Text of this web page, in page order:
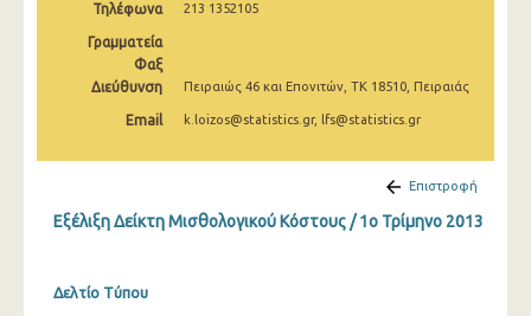
3o Τρίμηνο 2022
3o Τρίμηνο 2021
Τηλέφωνα 213 1352105
Γραμματεία
Φαξ
Διεύθυνση
Πειραιώς 46 και Επονιτών, ΤΚ 18510, Πειραιάς
Email k.loizos@statistics.gr, lfs@statistics.gr
Επιστροφή
Εξέλιξη Δείκτη Μισθολογικού Κόστους / 1o Τρίμηνο 2013
Δελτίο Τύπου